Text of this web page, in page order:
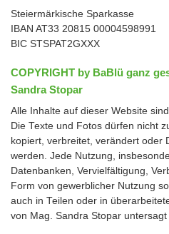
Steiermärkische Sparkasse
IBAN AT33 20815 00004598991
BIC STSPAT2GXXX
COPYRIGHT by BaBlü ganz
Sandra Stopar
Alle Inhalte auf dieser Website
Die Texte und Fotos dürfen nicht
kopiert, verbreitet, verändert oder
werden. Jede Nutzung,
Datenbanken, Vervielfältigung,
Form von gewerblicher Nutzung
auch in Teilen oder in
von Mag. Sandra Stopar